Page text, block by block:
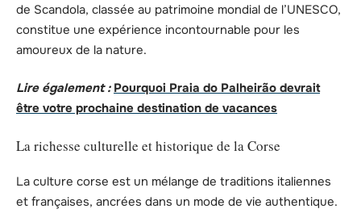
de Scandola, classée au patrimoine mondial de l’UNESCO,
constitue une expérience incontournable pour les
amoureux de la nature.
Lire également : Pourquoi Praia do Palheirão devrait
être votre prochaine destination de vacances
La richesse culturelle et historique de la Corse
La culture corse est un mélange de traditions italiennes
et françaises, ancrées dans un mode de vie authentique.